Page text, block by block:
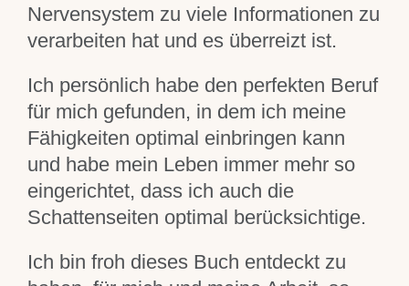
Nervensystem zu viele Informationen zu
verarbeiten hat und es überreizt ist.
Ich persönlich habe den perfekten Beruf
für mich gefunden, in dem ich meine
Fähigkeiten optimal einbringen kann
und habe mein Leben immer mehr so
eingerichtet, dass ich auch die
Schattenseiten optimal berücksichtige.
Ich bin froh dieses Buch entdeckt zu